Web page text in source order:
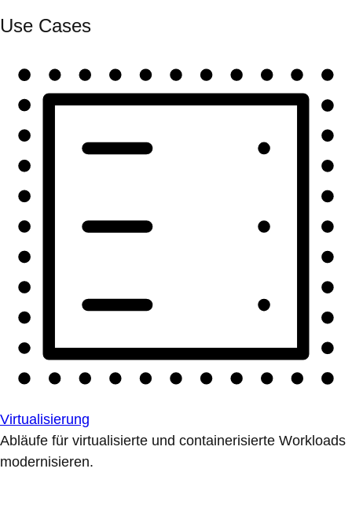
Use Cases
Virtualisierung
Abläufe für virtualisierte und containerisierte Workloads
modernisieren.